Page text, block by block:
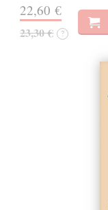
22,60 €
23,30 € ?